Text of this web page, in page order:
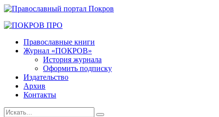
Православные книги
Журнал «ПОКРОВ»
История журнала
Оформить подписку
Издательство
Архив
Контакты